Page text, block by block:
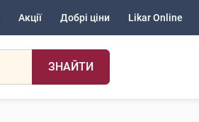
Акції Добрі ціни Likar Online
ЗНАЙТИ